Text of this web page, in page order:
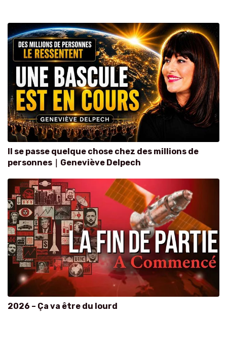
Il se passe quelque chose chez des millions de
personnes｜Geneviève Delpech
2026 – Ça va être du lourd